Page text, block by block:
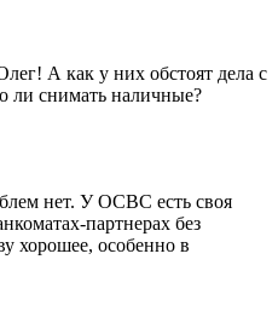
А как у них обстоят дела с
ли снимать наличные?
нет. У OCBC есть своя
партнерах без
хорошее, особенно в